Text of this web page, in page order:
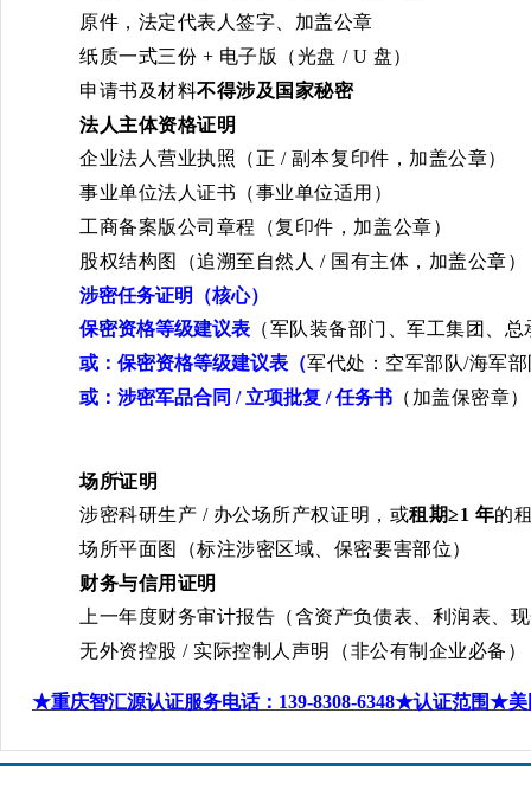
原件，法定代表人签字、加盖公章
纸质一式三份 + 电子版（光盘 / U 盘）
申请书及材料不得涉及国家秘密
法人主体资格证明
企业法人营业执照（正 / 副本复印件，加盖公章）
事业单位法人证书（事业单位适用）
工商备案版公司章程（复印件，加盖公章）
股权结构图（追溯至自然人 / 国有主体，加盖公章）
涉密任务证明（核心）
保密资格等级建议表 （军队装备部门、军工集团、
或：保密资格等级建议表（军代处：空军部队/海军
或：涉密军品合同 / 立项批复 /任务书 （加盖保密章
场所证明
涉密科研生产 / 办公场所产权证明，或租期≥1 年的
场所平面图（标注涉密区域、保密要害部位）
财务与信用证明
上一年度财务审计报告（含资产负债表、利润表、
无外资控股 / 实际控制人声明（非公有制企业必备）
★重庆智汇源认证服务电话：139-8308-6348★认证范围★